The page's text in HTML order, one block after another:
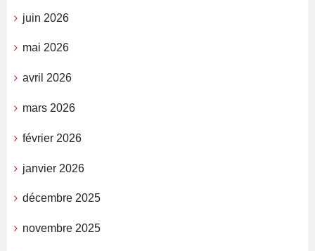
juin 2026
mai 2026
avril 2026
mars 2026
février 2026
janvier 2026
décembre 2025
novembre 2025